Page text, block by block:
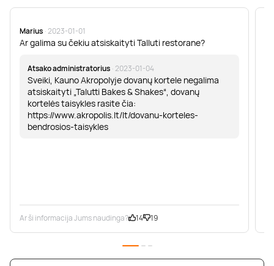
Marius · 2023-01-01
Ar galima su čekiu atsiskaityti Talluti restorane?
Atsako administratorius · 2023-01-04
Sveiki, Kauno Akropolyje dovanų kortele negalima
atsiskaityti „Talutti Bakes & Shakes“, dovanų
kortelės taisykles rasite čia:
https://www.akropolis.lt/lt/dovanu-korteles-
bendrosios-taisykles
Ar ši informacija Jums naudinga? 14 19